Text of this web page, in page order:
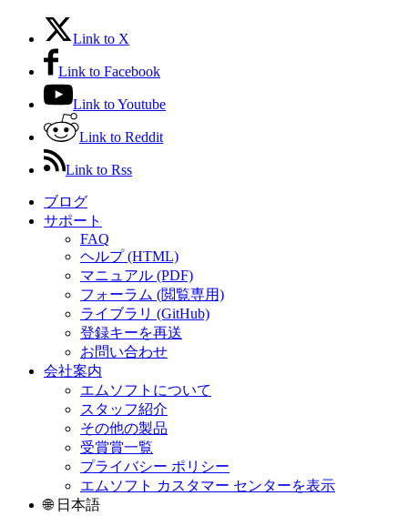
Link to X
Link to Facebook
Link to Youtube
Link to Reddit
Link to Rss
ブログ
サポート
FAQ
ヘルプ (HTML)
マニュアル (PDF)
フォーラム (閲覧専用)
ライブラリ (GitHub)
登録キーを再送
お問い合わせ
会社案内
エムソフトについて
スタッフ紹介
その他の製品
受賞賞一覧
プライバシー ポリシー
エムソフト カスタマー センターを表示
🌐 日本語